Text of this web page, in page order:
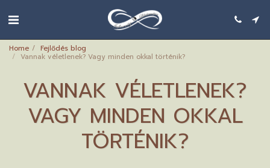
Home
Fejlődés blog
Vannak véletlenek? Vagy minden okkal történik?
VANNAK VÉLETLENEK?
VAGY MINDEN OKKAL
TÖRTÉNIK?